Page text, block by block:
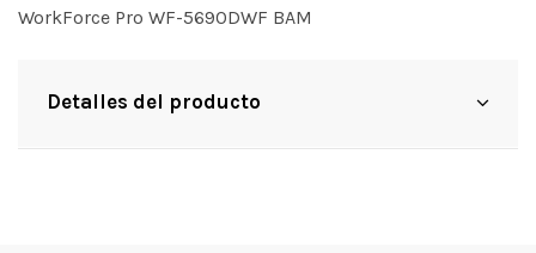
WorkForce Pro WF-5690DWF BAM
Detalles del producto